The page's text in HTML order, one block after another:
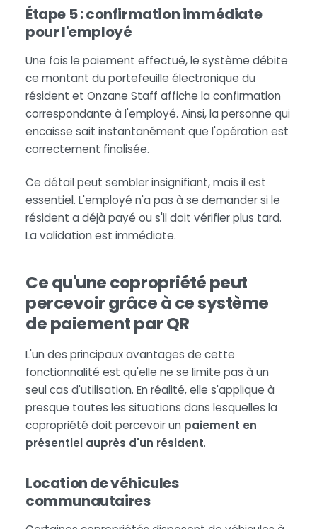
Étape 5 : confirmation immédiate
pour l'employé
Une fois le paiement effectué, le système débite
ce montant du portefeuille électronique du
résident et Onzane Staff affiche la confirmation
correspondante à l'employé. Ainsi, la personne qui
encaisse sait instantanément que l'opération est
correctement finalisée.
Ce détail peut sembler insignifiant, mais il est
essentiel. L'employé n'a pas à se demander si le
résident a déjà payé ou s'il doit vérifier plus tard.
La validation est immédiate.
Ce qu'une copropriété peut
percevoir grâce à ce système
de paiement par QR
L'un des principaux avantages de cette
fonctionnalité est qu'elle ne se limite pas à un
seul cas d'utilisation. En réalité, elle s'applique à
presque toutes les situations dans lesquelles la
copropriété doit percevoir un paiement en
présentiel auprès d'un résident.
Location de véhicules
communautaires